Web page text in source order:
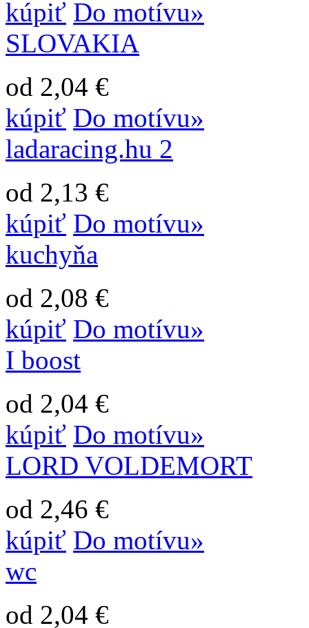
kúpiť Do motívu»
SLOVAKIA
od 2,04 €
kúpiť Do motívu»
ladaracing.hu 2
od 2,13 €
kúpiť Do motívu»
kuchyňa
od 2,08 €
kúpiť Do motívu»
I boost
od 2,04 €
kúpiť Do motívu»
LORD VOLDEMORT
od 2,46 €
kúpiť Do motívu»
wc
od 2,04 €